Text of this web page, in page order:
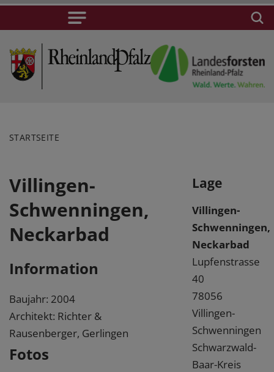
STARTSEITE
Villingen-
Schwenningen,
Neckarbad
Information
Baujahr: 2004
Architekt: Richter &
Rausenberger, Gerlingen
Fotos
Lage
Villingen-
Schwenningen,
Neckarbad
Lupfenstrasse
40
78056
Villingen-
Schwenningen
Schwarzwald-
Baar-Kreis